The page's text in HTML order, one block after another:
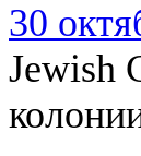
30
Jewish